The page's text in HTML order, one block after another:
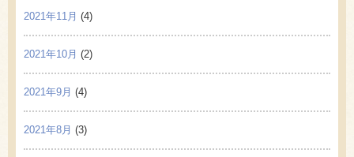
2021年11月 (4)
2021年10月 (2)
2021年9月 (4)
2021年8月 (3)